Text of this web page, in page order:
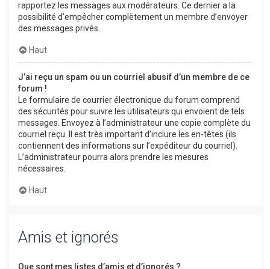
rapportez les messages aux modérateurs. Ce dernier a la
possibilité d’empêcher complètement un membre d’envoyer
des messages privés.
Haut
J’ai reçu un spam ou un courriel abusif d’un membre de ce
forum !
Le formulaire de courrier électronique du forum comprend
des sécurités pour suivre les utilisateurs qui envoient de tels
messages. Envoyez à l’administrateur une copie complète du
courriel reçu. Il est très important d’inclure les en-têtes (ils
contiennent des informations sur l’expéditeur du courriel).
L’administrateur pourra alors prendre les mesures
nécessaires.
Haut
Amis et ignorés
Que sont mes listes d’amis et d’ignorés ?